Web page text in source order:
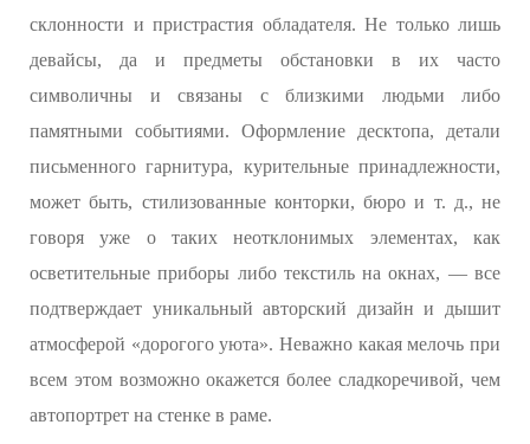
склонности и пристрастия обладателя. Не только лишь
девайсы, да и предметы обстановки в их часто
символичны и связаны с близкими людьми либо
памятными событиями. Оформление десктопа, детали
письменного гарнитура, курительные принадлежности,
может быть, стилизованные конторки, бюро и т. д., не
говоря уже о таких неотклонимых элементах, как
осветительные приборы либо текстиль на окнах, — все
подтверждает уникальный авторский дизайн и дышит
атмосферой «дорогого уюта». Неважно какая мелочь при
всем этом возможно окажется более сладкоречивой, чем
автопортрет на стенке в раме.